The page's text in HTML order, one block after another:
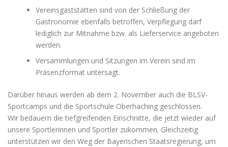
Vereinsgaststätten sind von der Schließung der
Gastronomie ebenfalls betroffen, Verpflegung darf
lediglich zur Mitnahme bzw. als Lieferservice angeboten
werden.
Versammlungen und Sitzungen im Verein sind im
Präsenzformat untersagt.
Darüber hinaus werden ab dem 2. November auch die BLSV-
Sportcamps und die Sportschule Oberhaching geschlossen.
Wir bedauern die tiefgreifenden Einschnitte, die jetzt wieder auf
unsere Sportlerinnen und Sportler zukommen. Gleichzeitig
unterstützen wir den Weg der Bayerischen Staatsregierung, um